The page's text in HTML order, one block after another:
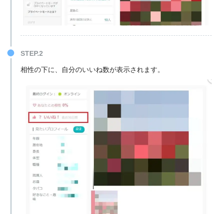
STEP.2
相性の下に、自分のいいね数が表示されます。